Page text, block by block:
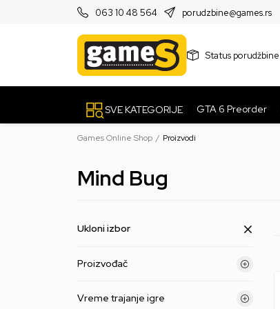
063 10 48 564 porudzbine@games.rs
PRODAVNICE
Status porudžbine
SVE KATEGORIJE GTA 6 Preorder
Games Online Shop Proizvodi
Mind Bug
Ukloni izbor
Proizvođač
Vreme trajanje igre